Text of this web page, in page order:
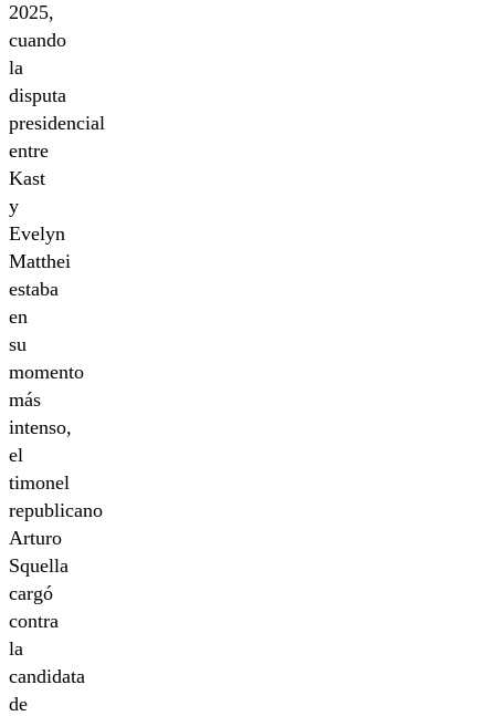
2025,
cuando
la
disputa
presidencial
entre
Kast
y
Evelyn
Matthei
estaba
en
su
momento
más
intenso,
el
timonel
republicano
Arturo
Squella
cargó
contra
la
candidata
de